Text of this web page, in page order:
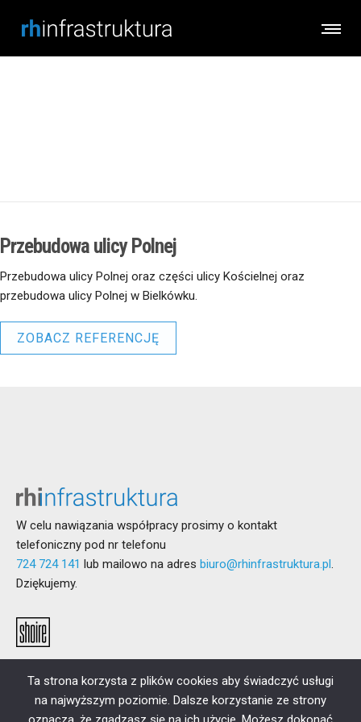
Przebudowa ulicy Polnej
Przebudowa ulicy Polnej oraz części ulicy Kościelnej oraz
przebudowa ulicy Polnej w Bielkówku.
ZOBACZ REFERENCJĘ
W celu nawiązania współpracy prosimy o kontakt
telefoniczny pod nr telefonu
724 724 141 lub mailowo na adres biuro@rhinfrastruktura.pl.
Dziękujemy.
Ta strona korzysta z plików cookies aby świadczyć usługi
na najwyższym poziomie. Dalsze korzystanie ze strony